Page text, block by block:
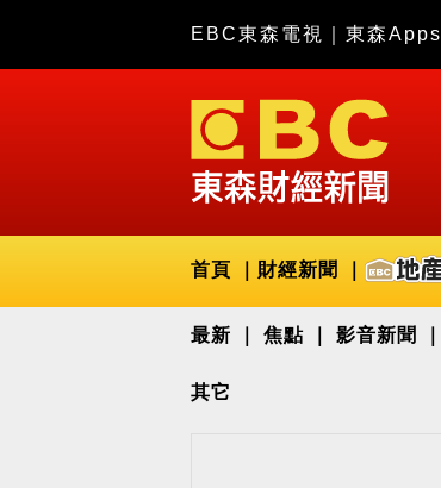
EBC東森電視 東森Apps
首頁 財經新聞
最新 焦點 影音新聞
其它